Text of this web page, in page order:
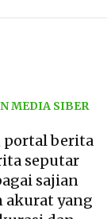
MEDIA SIBER
portal berita
seputar
sajian
akurat yang